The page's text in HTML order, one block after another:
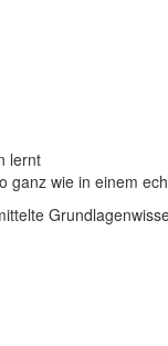
lernt
ganz wie in einem